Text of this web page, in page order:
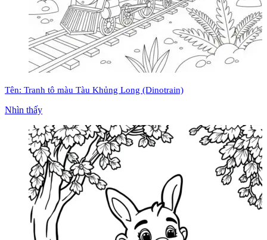
Tên: Tranh tô màu Tàu Khủng Long (Dinotrain)
Nhìn thấy